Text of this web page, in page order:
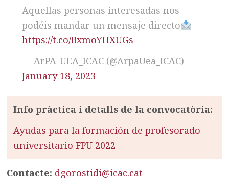
Aquellas personas interesadas nos
podéis mandar un mensaje directo
https://t.co/BxmoYHXUGs
— ArPA-UEA_ICAC (@ArpaUea_ICAC)
January 18, 2023
Info pràctica i detalls de la convocatòria:
Ayudas para la formación de profesorado
universitario FPU 2022
Contacte: dgorostidi@icac.cat